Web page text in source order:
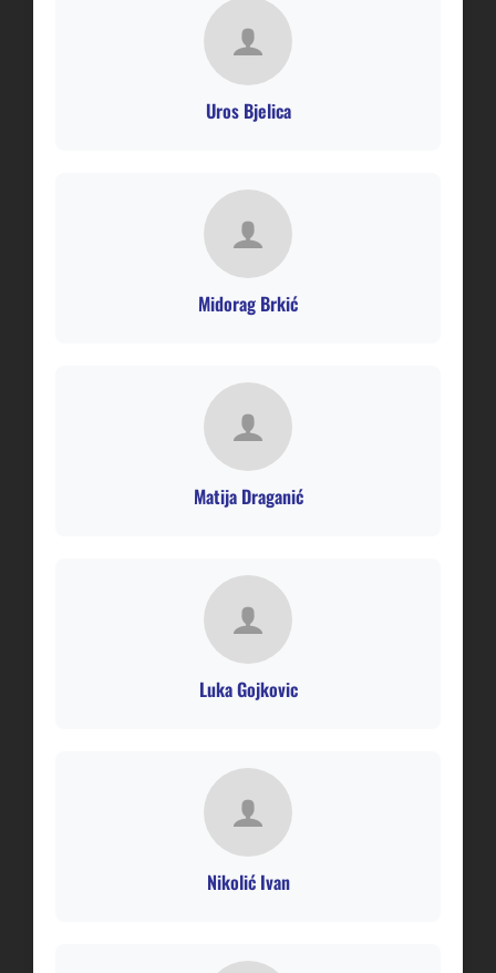
Uros Bjelica
Midorag Brkić
Matija Draganić
Luka Gojkovic
Nikolić Ivan